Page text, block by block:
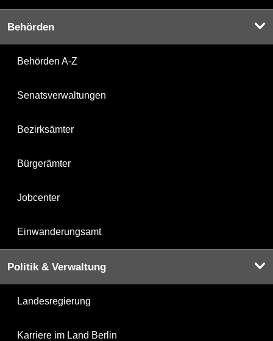
Behörden
Behörden A-Z
Senatsverwaltungen
Bezirksämter
Bürgerämter
Jobcenter
Einwanderungsamt
Politik & Verwaltung
Landesregierung
Karriere im Land Berlin